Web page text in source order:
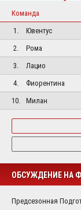
Команда
1.
Ювентус
2.
Рома
3.
Лацио
4.
Фиорентина
10.
Милан
ОБСУЖДЕНИЕ НА
Предсезонная